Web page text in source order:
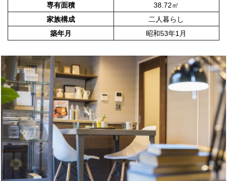
専有面積
38.72㎡
家族構成
二人暮らし
築年月
昭和53年1月